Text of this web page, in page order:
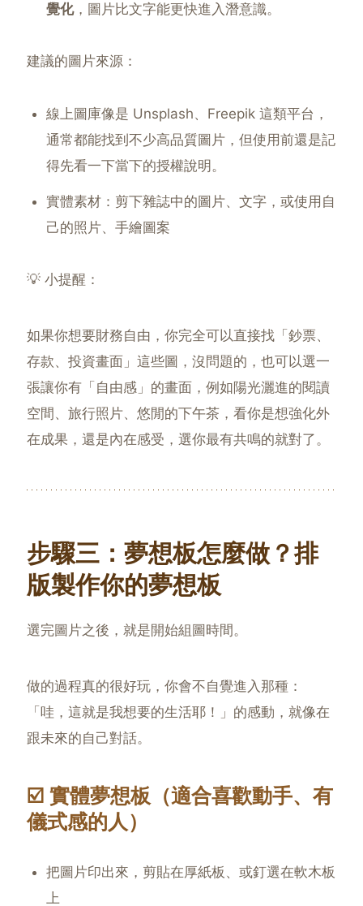
覺化，圖片比文字能更快進入潛意識。
建議的圖片來源：
線上圖庫像是 Unsplash、Freepik 這類平台，
通常都能找到不少高品質圖片，但使用前還是記
得先看一下當下的授權說明。
實體素材：剪下雜誌中的圖片、文字，或使用自
己的照片、手繪圖案
💡 小提醒：
如果你想要財務自由，你完全可以直接找「鈔票、
存款、投資畫面」這些圖，沒問題的，也可以選一
張讓你有「自由感」的畫面，例如陽光灑進的閱讀
空間、旅行照片、悠閒的下午茶，看你是想強化外
在成果，還是內在感受，選你最有共鳴的就對了。
步驟三：夢想板怎麼做？排
版製作你的夢想板
選完圖片之後，就是開始組圖時間。
做的過程真的很好玩，你會不自覺進入那種：
「哇，這就是我想要的生活耶！」的感動，就像在
跟未來的自己對話。
☑️ 實體夢想板（適合喜歡動手、有
儀式感的人）
把圖片印出來，剪貼在厚紙板、或釘選在軟木板
上